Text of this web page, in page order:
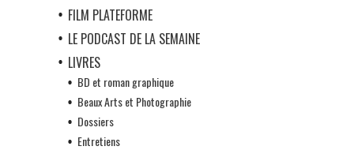
FILM PLATEFORME
LE PODCAST DE LA SEMAINE
LIVRES
BD et roman graphique
Beaux Arts et Photographie
Dossiers
Entretiens